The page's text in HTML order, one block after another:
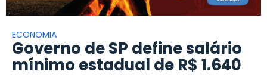
ECONOMIA
Governo de SP define salário
mínimo estadual de R$ 1.640